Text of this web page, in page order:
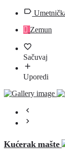
Zemun
Sačuvaj
Uporedi
Kućerak mašte